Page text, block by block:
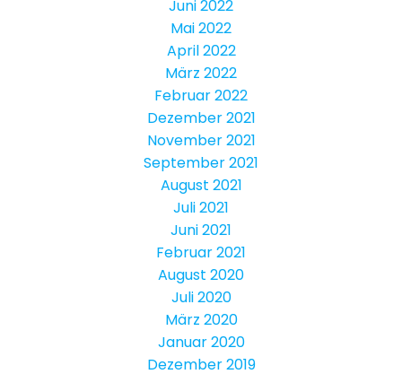
Juni 2022
Mai 2022
April 2022
März 2022
Februar 2022
Dezember 2021
November 2021
September 2021
August 2021
Juli 2021
Juni 2021
Februar 2021
August 2020
Juli 2020
März 2020
Januar 2020
Dezember 2019